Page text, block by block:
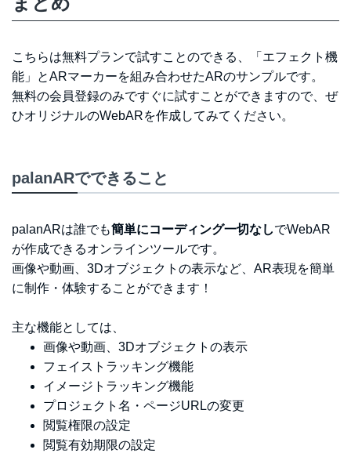
こちらは無料プランで試すことのできる、「エフェクト機
能」とARマーカーを組み合わせたARのサンプルです。
無料の会員登録のみですぐに試すことができますので、ぜ
ひオリジナルのWebARを作成してみてください。
palanARでできること
palanARは誰でも簡単にコーディング一切なしでWebAR
が作成できるオンラインツールです。
画像や動画、3Dオブジェクトの表示など、AR表現を簡単
に制作・体験することができます！
主な機能としては、
画像や動画、3Dオブジェクトの表示
フェイストラッキング機能
イメージトラッキング機能
プロジェクト名・ページURLの変更
閲覧権限の設定
閲覧有効期限の設定